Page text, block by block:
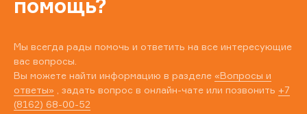
помощь?
Мы всегда рады помочь и ответить на все интересующие
вас вопросы.
Вы можете найти информацию в разделе «Вопросы и
ответы» , задать вопрос в онлайн-чате или позвонить +7
(8162) 68-00-52